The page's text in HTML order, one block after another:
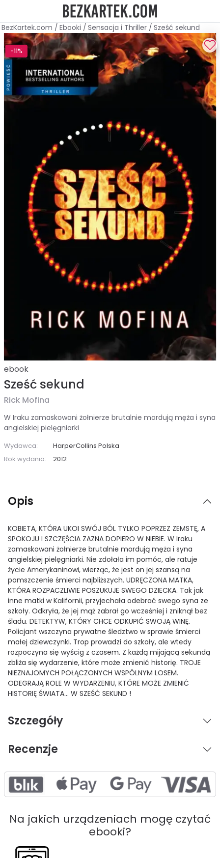
BezKartek.com / Ebooki / Sensacja i Thriller / Sześć sekund
-11%
ebook
Sześć sekund
Rick Mofina
W Iraku zamaskowani żołnierze brutalnie mordują męża i syna
angielskiej pielęgniarki
Wydawca:
HarperCollins Polska
Rok wydania:
2012
Opis
KOBIETA, KTÓRA UKOI SWÓJ BÓL TYLKO POPRZEZ ZEMSTĘ, A
SPOKOJU I SZCZĘŚCIA ZAZNA DOPIERO W NIEBIE. W Iraku
zamaskowani żołnierze brutalnie mordują męża i syna
angielskiej pielęgniarki. Nie zdołała im pomóc, ale ratuje
życie Amerykaninowi, wierząc, że jest on jej szansą na
pomszczenie śmierci najbliższych. UDRĘCZONA MATKA,
KTÓRA ROZPACZLIWIE POSZUKUJE SWEGO DZIECKA. Tak jak
inne matki w Kalifornii, przyjechała odebrać swego syna ze
szkoły. Odkryła, że jej mąż zabrał go wcześniej i zniknął bez
śladu. DETEKTYW, KTÓRY CHCE ODKUPIĆ SWOJĄ WINĘ.
Policjant wszczyna prywatne śledztwo w sprawie śmierci
małej dziewczynki. Trop prowadzi do szkoły, ale wtedy
rozpoczyna się wyścig z czasem. Z każdą mijającą sekundą
zbliża się wydarzenie, które może zmienić historię. TROJE
NIEZNAJOMYCH POŁĄCZONYCH WSPÓLNYM LOSEM.
ODEGRAJĄ ROLE W WYDARZENIU, KTÓRE MOŻE ZMIENIĆ
HISTORIĘ ŚWIATA… W SZEŚĆ SEKUND !
Szczegóły
Recenzje
Na jakich urządzeniach mogę czytać
ebooki?